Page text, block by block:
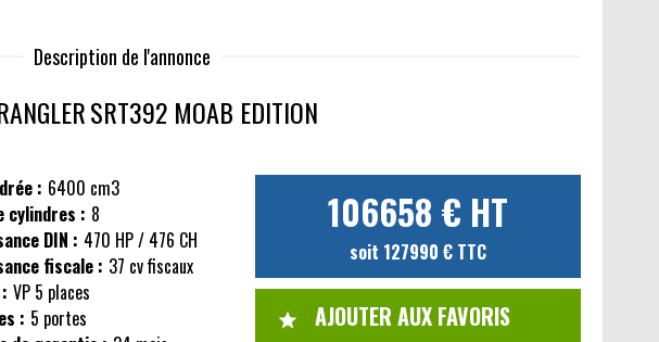
Description de l'annonce
SRT392 MOAB EDITION
: 6400 cm3
cylindres : 8
DIN : 470 HP / 476 CH
fiscale : 37 cv fiscaux
VP 5 places
: 5 portes
106658 € HT
soit 127990 € TTC
AJOUTER AUX FAVORIS